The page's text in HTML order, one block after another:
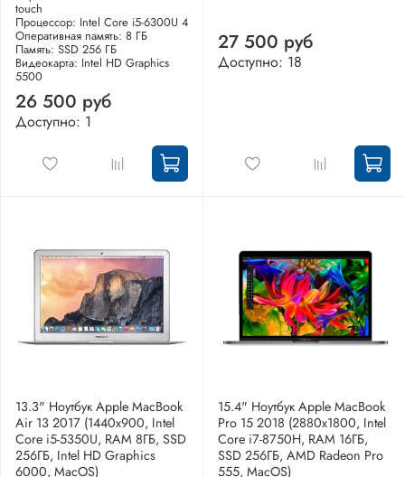
touch
Процессор: Intel Core i5-6300U 4
Оперативная память: 8 ГБ
Память: SSD 256 ГБ
Видеокарта: Intel HD Graphics
5500
26 500 руб
Доступно: 1
27 500 руб
Доступно: 18
13.3" Ноутбук Apple MacBook
Air 13 2017 (1440x900, Intel
Core i5-5350U, RAM 8ГБ, SSD
256ГБ, Intel HD Graphics
6000, MacOS)
15.4" Ноутбук Apple MacBook
Pro 15 2018 (2880x1800, Intel
Core i7-8750H, RAM 16ГБ,
SSD 256ГБ, AMD Radeon Pro
555, MacOS)